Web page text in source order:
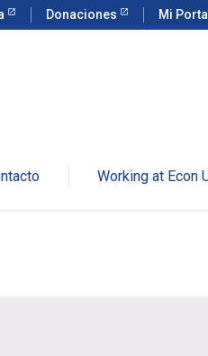
Donaciones Mi
Working at Econ